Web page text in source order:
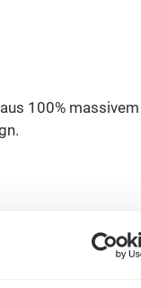
100%
aus
auch unsere